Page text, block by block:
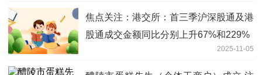
焦点关注：港交所：首三季沪深股通及港
股通成交金额同比分别上升67%和229%
2025-11-05